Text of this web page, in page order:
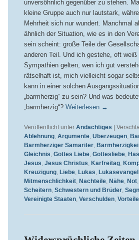
unversöhnlich gegenüber zu stehen.
kleine Gruppe auch nur lautstark,
Mehrheit sich nur wundert. Manchmal
ähnlich der Situation, wie es in den
sein scheint: große Teile der
anderen Teil. Und ich gestehe, oft
Sympathien gelten, wen ich gut
rätselhaft ist, mich vielleicht sogar
kann in einer solchen
„barmherzig“ zu sein? Und was
„barmherzig“? Weiterlesen →
Veröffentlicht unter Andächtiges |
Ablehnung, Argumente, Überzeugen,
Barmherziger Samariter,
Gleichnis, Gottes Liebe, Gottesliebe,
Jesus, Jesus Christus, Karfreitag,
Kreuzigung, Liebe, Lukas,
Mitmenschlichkeit, Nachteile, Nähe, Not,
Scheitern, Schwestern und Brüder,
Vereinigte Staaten, Verschulden, Vorteile